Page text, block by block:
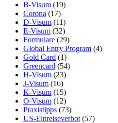
B-Visum (19)
Corona (17)
D-Visum (11)
E-Visum (32)
Formulare (29)
Global Entry Program (4)
Gold Card (1)
Greencard (54)
H-Visum (23)
J-Visum (16)
K-Visum (15)
O-Visum (12)
Praxistipps (73)
US-Einreiseverbot (57)